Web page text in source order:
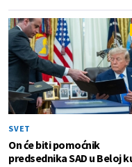
SVET
On će biti pomoćnik
predsednika SAD u Beloj